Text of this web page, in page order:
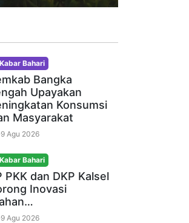
Bahari
Bangka
Upayakan
Konsumsi
Masyarakat
Agu 2026
Bahari
PKK dan DKP Kalsel
Inovasi
Agu 2026